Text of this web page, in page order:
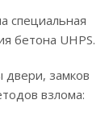
специальная
бетона UHPS.
замков
взлома: